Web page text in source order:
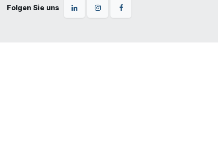
Folgen Sie uns